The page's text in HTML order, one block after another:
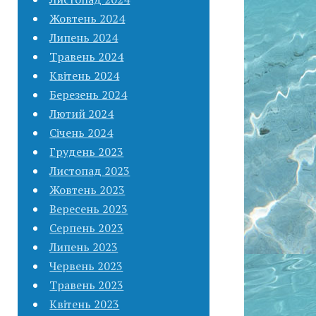
Жовтень 2024
Липень 2024
Травень 2024
Квітень 2024
Березень 2024
Лютий 2024
Січень 2024
Грудень 2023
Листопад 2023
Жовтень 2023
Вересень 2023
Серпень 2023
Липень 2023
Червень 2023
Травень 2023
Квітень 2023